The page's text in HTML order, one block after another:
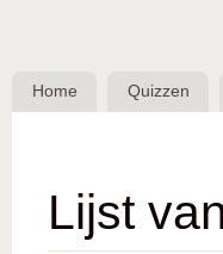
Belgische
QuizBond
Home Quizzen
Lijst